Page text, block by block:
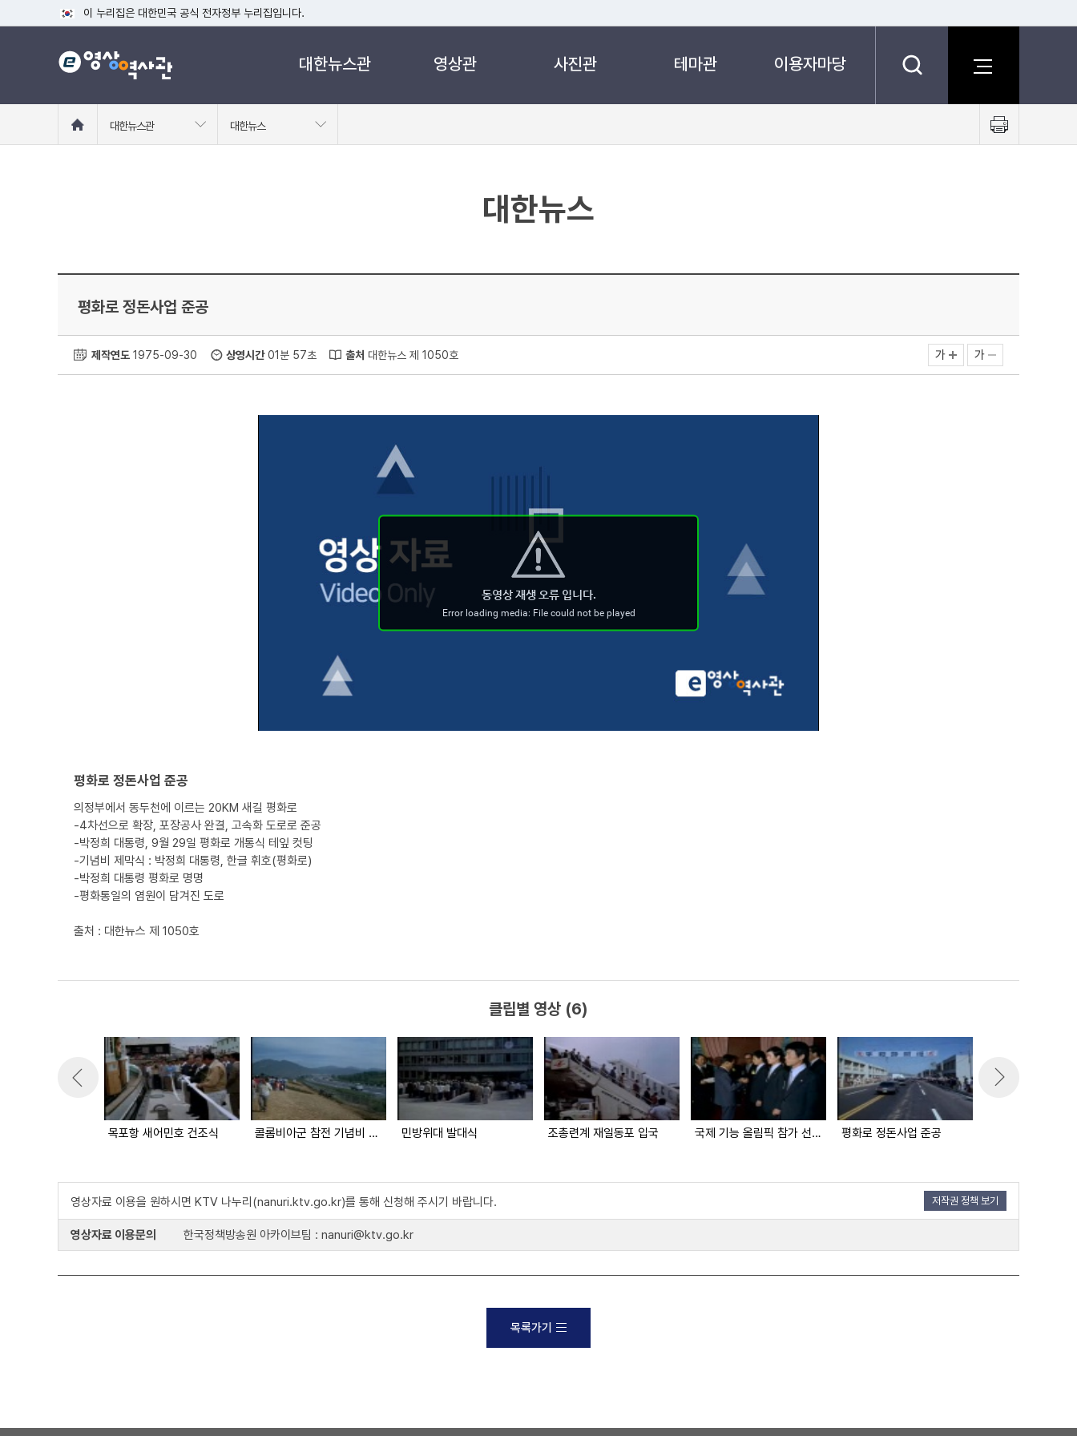
이 누리집은 대한민국 공식 전자정부 누리집입니다.
공식 누리집 주소 확인하기
go.kr 주소를 사용하는 누리집은 대한민국 정부기관이 관리하는 누리집입니다.
대한뉴스관 영상관 사진관 테마관 이용자마당
로
대한뉴스관 대한뉴스
트
대한뉴스
평화로 정돈사업 준공
제작연도 1975-09-30 상영시간01분 57초 출처 대한뉴스 제 1050호 가 가
평화로 정돈사업 준공
의정부에서 동두천에 이르는 20KM 새길 평화로
-4차선으로 확장, 포장공사 완결, 고속화 도로로 준공
-박정희 대통령, 9월 29일 평화로 개통식 테잎 컷팅
-기념비 제막식 : 박정희 대통령, 한글 휘호(평화로)
-박정희 대통령 평화로 명명
-평화통일의 염원이 담겨진 도로
출처 : 대한뉴스 제 1050호
클립별 영상 (6)
목포항 새어민호 건조식 콜롬비아군 참전 기념비 준공 민방위대 발대식 조총련계 재일동포 입국 국제 기능 올림픽 참가 선수단 박정희 대통령 예방 평화로 정돈사업 준공
영상자료 이용을 원하시면 KTV 나누리(nanuri.ktv.go.kr)를 통해 신청해 주시기 바랍니다. 저작권 정책 보기
영상자료 이용문의 한국정책방송원 아카이브팀 : nanuri@ktv.go.kr
목록가기